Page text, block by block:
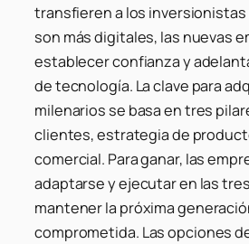
transfieren a los inversionistas
son más digitales, las nuevas
establecer confianza y
de tecnología. La clave para
milenarios se basa en tres
clientes, estrategia de
comercial. Para ganar, las
adaptarse y ejecutar en las
mantener la próxima
comprometida. Las opciones